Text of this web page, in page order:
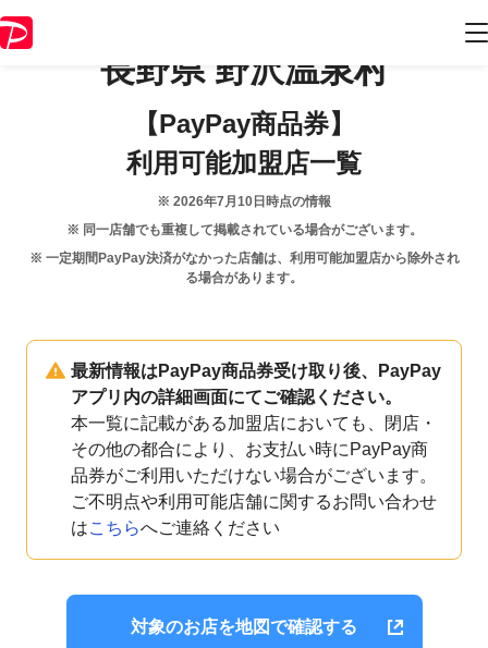
長野県 野沢温泉村
【PayPay商品券】
利用可能加盟店一覧
※ 2026年7月10日 時点の情報
※ 同一店舗でも重複して掲載されている場合がございます。
※ 一定期間PayPay決済がなかった店舗は、利用可能加盟店から除外され
る場合があります。
最新情報はPayPay商品券受け取り後、PayPay
アプリ内の詳細画面にてご確認ください。
本一覧に記載がある加盟店においても、閉店・
その他の都合により、お支払い時にPayPay商
品券がご利用いただけない場合がございます。
ご不明点や利用可能店舗に関するお問い合わせ
はこちらへご連絡ください
対象のお店を地図で確認する